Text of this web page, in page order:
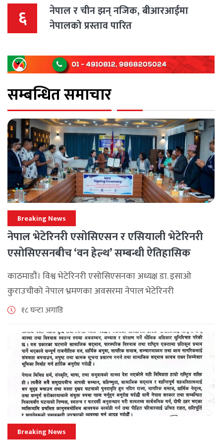
६
नेपाल र चीन झन् नजिक, बीआरआईमा
नेपालको प्रस्ताव पारित
सम्बन्धित समाचार
Breaking News
नेपाल भेटेरिनरी एसोसिएसन र एसियाली भेटेरिनरी
एसोसिएसनबीच ‘वन हेल्थ’ सम्बन्धी ऐतिहासिक
समझदारी
काठमाडौं। विश्व भेटेरिनरी एसोसिएसनका अध्यक्ष डा. इसाओ
कुराउचीको नेपाल भ्रमणका अवसरमा नेपाल भेटेरिनरी
एसोसिएसनले अन्तर्राष्ट्रिय सहकार्यलाई नयाँ उचाइमा पुर्‍याउँदै
जनाएको छ। भ्रमणका क्रममा विश्व [...]
१८ घन्टा अगाडि
Breaking News